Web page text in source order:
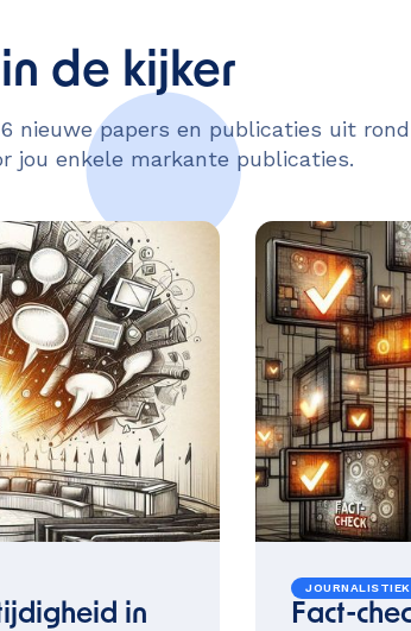
de kijker
nieuwe papers en publicaties uit
jou enkele markante publicaties.
in
JOURNALISTIEK
Fact-